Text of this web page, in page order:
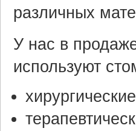
различных
У нас в
используют